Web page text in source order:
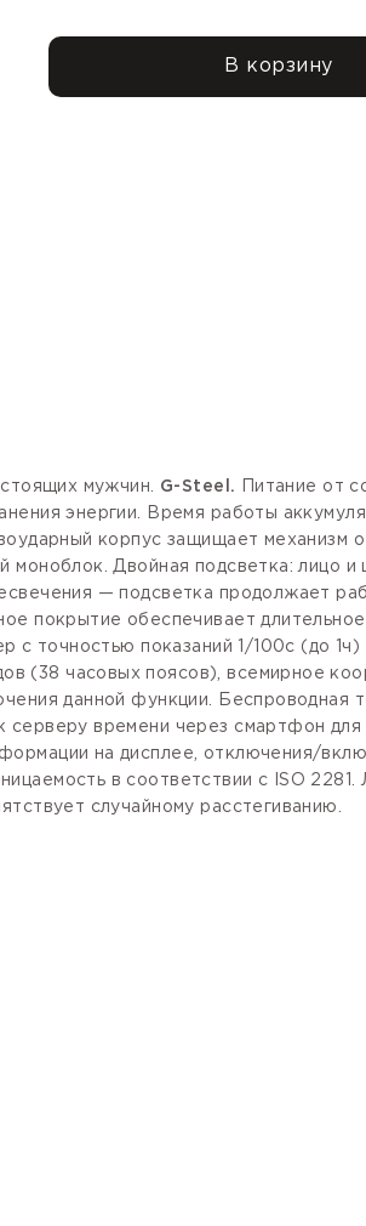
В корзину
мужчин. G-Steel.
Питание от
энергии. Время работы
корпус защищает механизм
Двойная подcветка: лицо
— подсветка продолжает
покрытие обеспечивает
с точностью показаний 1/100с (до
(38 часовых поясов), всемирное
данной функции. Беспроводная
времени через смартфон
на дисплее, отключения/
в соответствии с ISO
случайному расстегиванию.